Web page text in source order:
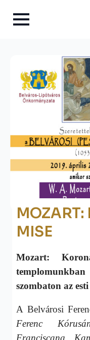
MISE
Mozart:
szombaton az
A Belvárosi
Ferenc
Franciscana